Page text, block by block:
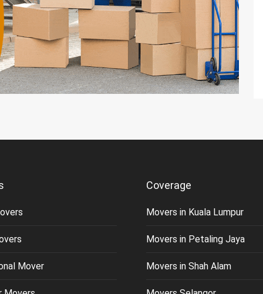
Mover
Coverage
Movers in Kuala Lumpur
Movers in Petaling Jaya
Movers in Shah Alam